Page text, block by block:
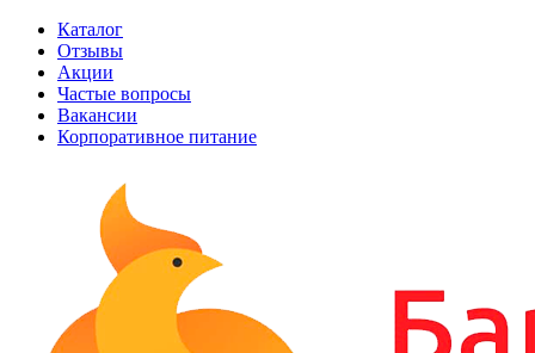
Каталог
Отзывы
Акции
Частые вопросы
Вакансии
Корпоративное питание